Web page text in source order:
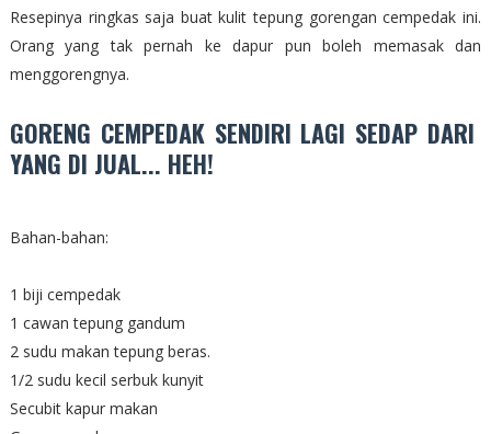
Resepinya ringkas saja buat kulit tepung gorengan cempedak ini.
Orang yang tak pernah ke dapur pun boleh memasak dan
menggorengnya.
GORENG CEMPEDAK SENDIRI LAGI SEDAP DARI
YANG DI JUAL... HEH!
Bahan-bahan:
1 biji cempedak
1 cawan tepung gandum
2 sudu makan tepung beras.
1/2 sudu kecil serbuk kunyit
Secubit kapur makan